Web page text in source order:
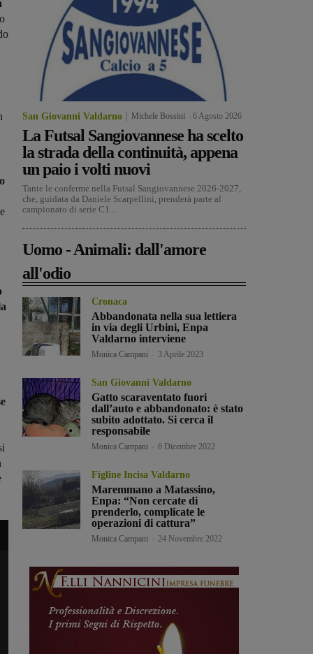
San Giovanni Valdarno Michele Bossini 6 Agosto 2026
La Futsal Sangiovannese ha scelto
la strada della continuità, appena
un paio i volti nuovi
Tante le conferme nella Futsal Sangiovannese 2026-2027,
che, guidata da Daniele Scarpellini, prenderà parte al
campionato di serie C1...
Uomo - Animali: dall'amore
all'odio
Cronaca
Abbandonata nella sua lettiera
in via degli Urbini, Enpa
Valdarno interviene
Monica Campani 3 Aprile 2023
San Giovanni Valdarno
Gatto scaraventato fuori
dall’auto e abbandonato: è stato
subito adottato. Si cerca il
responsabile
Monica Campani 6 Dicembre 2022
Figline Incisa Valdarno
Maremmano a Matassino,
Enpa: “Non cercate di
prenderlo, complicate le
operazioni di cattura”
Monica Campani 24 Novembre 2022